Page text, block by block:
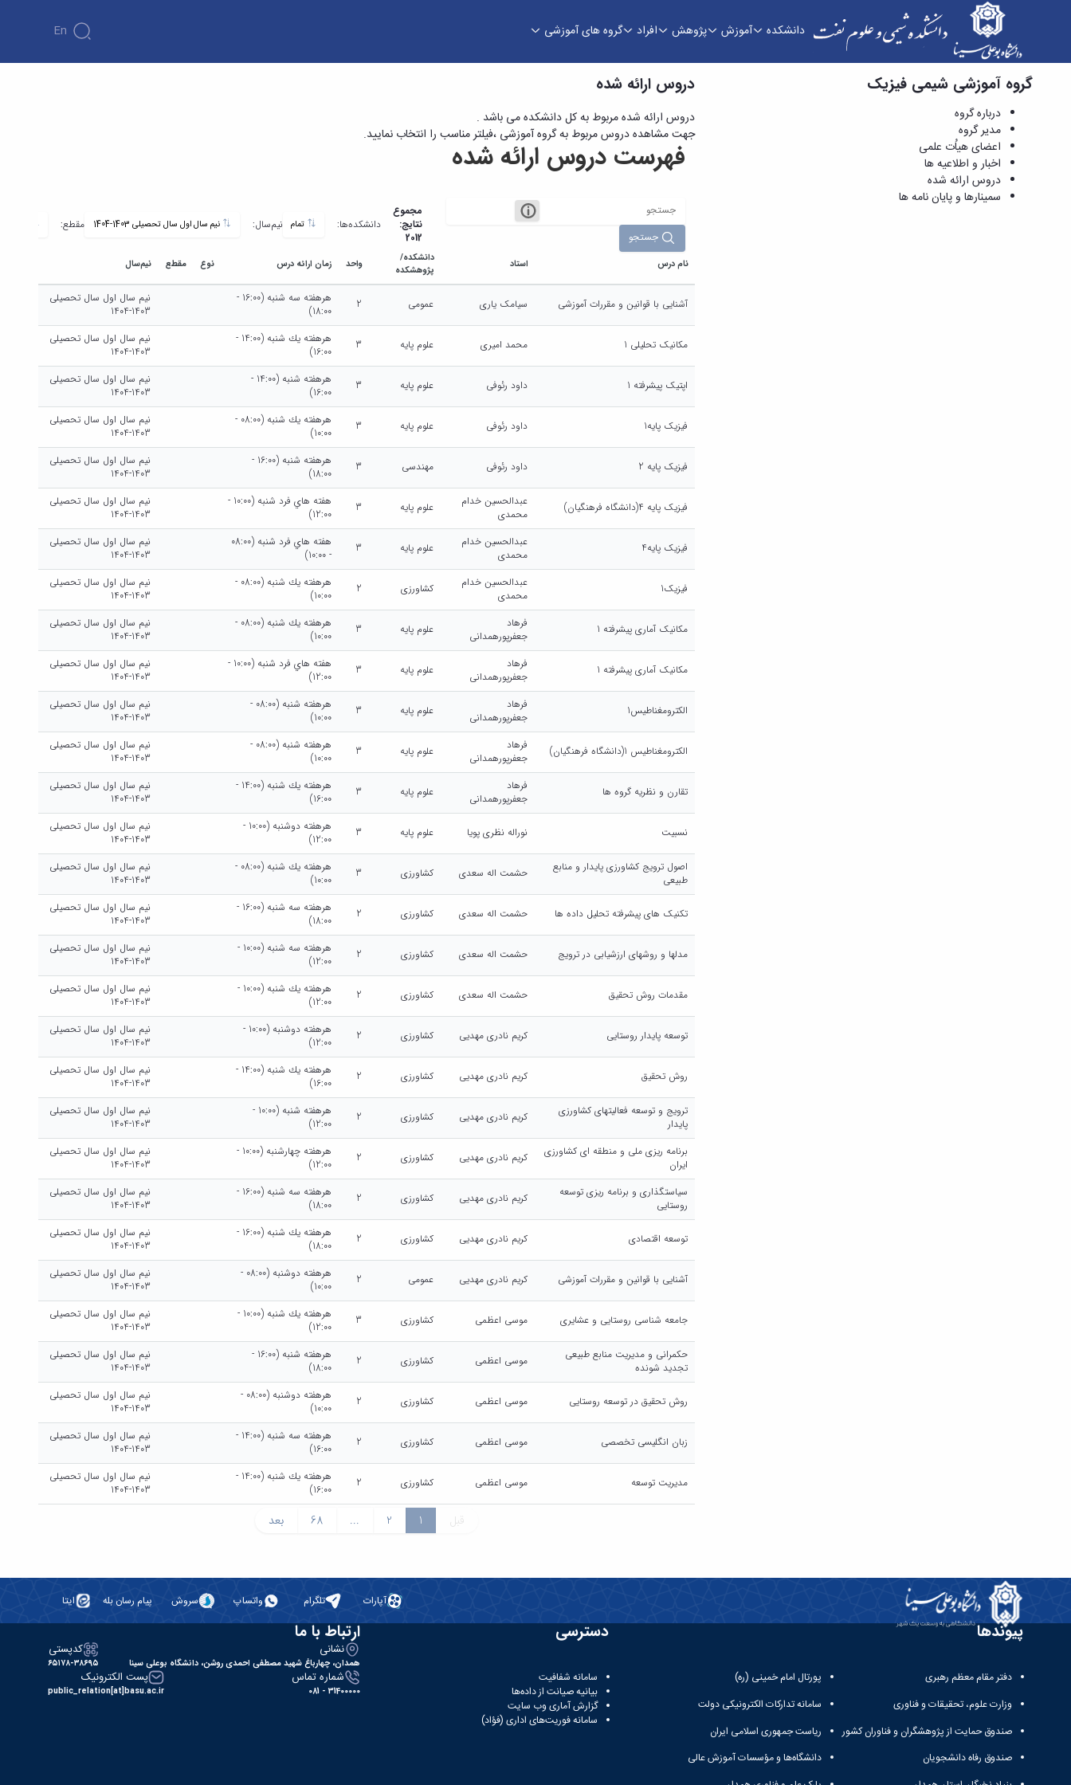
دانشکده آموزش پژوهش افراد گروه های آموزشی En
دروس ارائه شده - دانشکده شیمی و علوم نفت
گروه آموزشی شیمی فیزیک
درباره گروه
مدیر گروه
اعضای هیاُت علمی
اخبار و اطلاعیه ها
دروس ارائه شده
سمینارها و پایان نامه ها
دروس ارائه شده
دروس ارائه شده مربوط به کل دانشکده می باشد .
جهت مشاهده دروس مربوط به گروه آموزشی ،فیلتر مناسب را انتخاب نمایید.
فهرست دروس ارائه شده
جستجو
مجموع
نتایج:
2012
دانشکده‌ها: نیم‌سال: نیم سال اول سال تحصیلی 1403-1404 مقطع:
نام درس استاد
دانشکده/
پژوهشکده
واحد زمان ارائه درس نوع مقطع نیم‌سال
آشنایی با قوانین و مقررات آموزشی سیامک یاری عمومی 2
هرهفته سه شنبه (16:00 -
18:00)
نیم سال اول سال تحصیلی
1403-1404
مکانیک تحلیلی 1 محمد امیری علوم پایه 3
هرهفته يك شنبه (14:00 -
16:00)
نیم سال اول سال تحصیلی
1403-1404
اپتیک پیشرفته 1 داود رئوفی علوم پایه 3
هرهفته شنبه (14:00 -
16:00)
نیم سال اول سال تحصیلی
1403-1404
فیزیک پایه1 داود رئوفی علوم پایه 3
هرهفته يك شنبه (08:00 -
10:00)
نیم سال اول سال تحصیلی
1403-1404
فیزیک پایه 2 داود رئوفی مهندسی 3
هرهفته شنبه (16:00 -
18:00)
نیم سال اول سال تحصیلی
1403-1404
فیزیک پایه 4(دانشگاه فرهنگیان)
عبدالحسین خدام
محمدی
علوم پایه 3
هفته هاي فرد شنبه (10:00 -
12:00)
نیم سال اول سال تحصیلی
1403-1404
فیزیک پایه4
عبدالحسین خدام
محمدی
علوم پایه 3
هفته هاي فرد شنبه (08:00
- 10:00)
نیم سال اول سال تحصیلی
1403-1404
فیزیک1
عبدالحسین خدام
محمدی
کشاورزی 2
هرهفته يك شنبه (08:00 -
10:00)
نیم سال اول سال تحصیلی
1403-1404
مکانیک آماری پیشرفته 1
فرهاد
جعفرپورهمدانی
علوم پایه 3
هرهفته يك شنبه (08:00 -
10:00)
نیم سال اول سال تحصیلی
1403-1404
مکانیک آماری پیشرفته 1
فرهاد
جعفرپورهمدانی
علوم پایه 3
هفته هاي فرد شنبه (10:00 -
12:00)
نیم سال اول سال تحصیلی
1403-1404
الکترومغناطیس1
فرهاد
جعفرپورهمدانی
علوم پایه 3
هرهفته شنبه (08:00 -
10:00)
نیم سال اول سال تحصیلی
1403-1404
الکترومغناطیس 1(دانشگاه فرهنگیان)
فرهاد
جعفرپورهمدانی
علوم پایه 3
هرهفته شنبه (08:00 -
10:00)
نیم سال اول سال تحصیلی
1403-1404
تقارن و نظریه گروه ها
فرهاد
جعفرپورهمدانی
علوم پایه 3
هرهفته يك شنبه (14:00 -
16:00)
نیم سال اول سال تحصیلی
1403-1404
نسبیت نوراله نظری پویا علوم پایه 3
هرهفته دوشنبه (10:00 -
12:00)
نیم سال اول سال تحصیلی
1403-1404
اصول ترویج کشاورزی پایدار و منابع
طبیعی
حشمت اله سعدی کشاورزی 3
هرهفته يك شنبه (08:00 -
10:00)
نیم سال اول سال تحصیلی
1403-1404
تکنیک های پیشرفته تحلیل داده ها حشمت اله سعدی کشاورزی 2
هرهفته سه شنبه (16:00 -
18:00)
نیم سال اول سال تحصیلی
1403-1404
مدلها و روشهای ارزشیابی در ترویج حشمت اله سعدی کشاورزی 2
هرهفته سه شنبه (10:00 -
12:00)
نیم سال اول سال تحصیلی
1403-1404
مقدمات روش تحقیق حشمت اله سعدی کشاورزی 2
هرهفته يك شنبه (10:00 -
12:00)
نیم سال اول سال تحصیلی
1403-1404
توسعه پایدار روستایی کریم نادری مهدیی کشاورزی 2
هرهفته دوشنبه (10:00 -
12:00)
نیم سال اول سال تحصیلی
1403-1404
روش تحقیق کریم نادری مهدیی کشاورزی 2
هرهفته يك شنبه (14:00 -
16:00)
نیم سال اول سال تحصیلی
1403-1404
ترویج و توسعه فعالیتهای کشاورزی
پایدار
کریم نادری مهدیی کشاورزی 2
هرهفته شنبه (10:00 -
12:00)
نیم سال اول سال تحصیلی
1403-1404
برنامه ریزی ملی و منطقه ای کشاورزی
ایران
کریم نادری مهدیی کشاورزی 2
هرهفته چهارشنبه (10:00 -
12:00)
نیم سال اول سال تحصیلی
1403-1404
سیاستگذاری و برنامه ریزی توسعه
روستایی
کریم نادری مهدیی کشاورزی 2
هرهفته سه شنبه (16:00 -
18:00)
نیم سال اول سال تحصیلی
1403-1404
توسعه اقتصادی کریم نادری مهدیی کشاورزی 2
هرهفته يك شنبه (16:00 -
18:00)
نیم سال اول سال تحصیلی
1403-1404
آشنایی با قوانین و مقررات آموزشی کریم نادری مهدیی عمومی 2
هرهفته دوشنبه (08:00 -
10:00)
نیم سال اول سال تحصیلی
1403-1404
جامعه شناسی روستایی و عشایری موسی اعظمی کشاورزی 3
هرهفته يك شنبه (10:00 -
12:00)
نیم سال اول سال تحصیلی
1403-1404
حکمرانی و مدیریت منابع طبیعی
تجدید شونده
موسی اعظمی کشاورزی 2
هرهفته شنبه (16:00 -
18:00)
نیم سال اول سال تحصیلی
1403-1404
روش تحقیق در توسعه روستایی موسی اعظمی کشاورزی 2
هرهفته دوشنبه (08:00 -
10:00)
نیم سال اول سال تحصیلی
1403-1404
زبان انگلیسی تخصصی موسی اعظمی کشاورزی 2
هرهفته سه شنبه (14:00 -
16:00)
نیم سال اول سال تحصیلی
1403-1404
مدیریت توسعه موسی اعظمی کشاورزی 2
هرهفته يك شنبه (14:00 -
16:00)
نیم سال اول سال تحصیلی
1403-1404
قبل 1
2
...
68 بعد
آپارات تلگرام واتساپ سروش پیام رسان بله ایتا
پیوندها
دفتر مقام معظم رهبری
وزارت علوم، تحقیقات و فناوری
صندوق حمایت از پژوهشگران و فناوران کشور
صندوق رفاه دانشجویان
پورتال امام خمینی (ره)
سامانه تدارکات الکترونیکی دولت
ریاست جمهوری اسلامی ایران
دانشگاه‌ها و مؤسسات آموزش عالی
دسترسی
سامانه شفافیت
بیانیه صیانت از داده‌ها
گزارش آماری وب‌ سایت
سامانه فوریت‌های اداری (فؤاد)
ارتباط با ما
نشانی
همدان، چهارباغ شهید مصطفی احمدی روشن، دانشگاه بوعلی سینا
کدپستی
۶۵۱۷۸-۳۸۶۹۵
شماره تماس
31400000 - 081
پست الکترونیک
public_relation[at]basu.ac.ir